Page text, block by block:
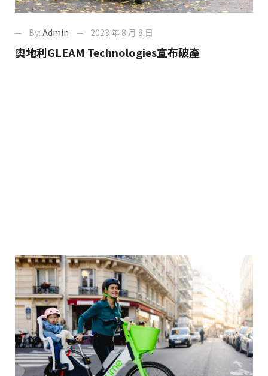
By: Admin 2023 年 8 月 8 日
奧地利GLEAM Technologies宣布破產